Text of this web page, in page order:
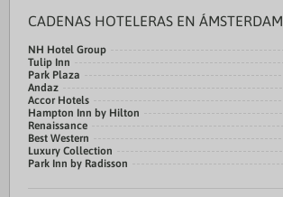
CADENAS HOTELERAS EN ÁMSTERDAM
NH Hotel Group
Tulip Inn
Park Plaza
Andaz
Accor Hotels
Hampton Inn by Hilton
Renaissance
Best Western
Luxury Collection
Park Inn by Radisson